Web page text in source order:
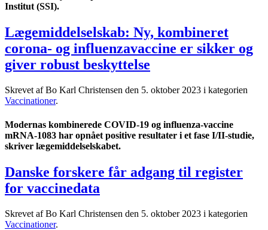
Institut (SSI).
Lægemiddelselskab: Ny, kombineret
corona- og influenzavaccine er sikker og
giver robust beskyttelse
Skrevet af Bo Karl Christensen den 5. oktober 2023 i kategorien
Vaccinationer.
Modernas kombinerede COVID-19 og influenza-vaccine
mRNA-1083 har opnået positive resultater i et fase I/II-studie,
skriver lægemiddelselskabet.
Danske forskere får adgang til register
for vaccinedata
Skrevet af Bo Karl Christensen den 5. oktober 2023 i kategorien
Vaccinationer.